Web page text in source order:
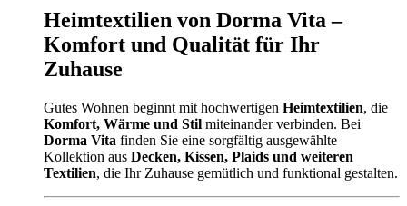
Heimtextilien von Dorma Vita –
Komfort und Qualität für Ihr
Zuhause
Gutes Wohnen beginnt mit hochwertigen Heimtextilien, die
Komfort, Wärme und Stil miteinander verbinden. Bei
Dorma Vita finden Sie eine sorgfältig ausgewählte
Kollektion aus Decken, Kissen, Plaids und weiteren
Textilien, die Ihr Zuhause gemütlich und funktional gestalten.